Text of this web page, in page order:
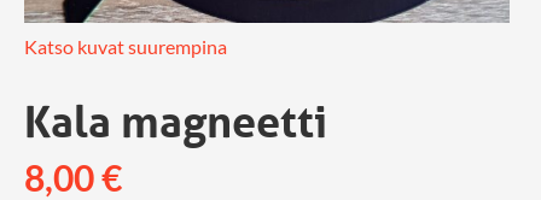
Katso kuvat suurempina
Kala magneetti
8,00€